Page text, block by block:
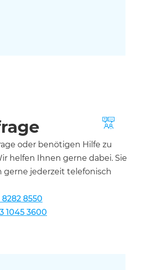
oder benötigen Hilfe zu
helfen Ihnen gerne dabei. Sie
gerne jederzeit telefonisch
8282 8550
1045 3600